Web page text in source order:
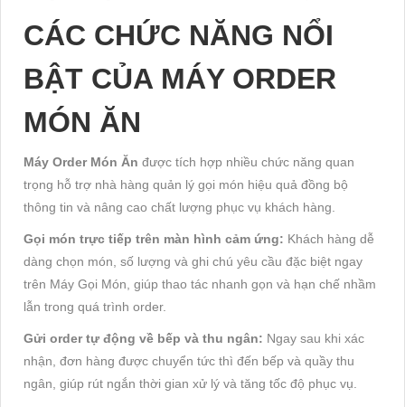
CÁC CHỨC NĂNG NỔI
BẬT CỦA MÁY ORDER
MÓN ĂN
Máy Order Món Ăn được tích hợp nhiều chức năng quan
trọng hỗ trợ nhà hàng quản lý gọi món hiệu quả đồng bộ
thông tin và nâng cao chất lượng phục vụ khách hàng.
Gọi món trực tiếp trên màn hình cảm ứng: Khách hàng dễ
dàng chọn món, số lượng và ghi chú yêu cầu đặc biệt ngay
trên Máy Gọi Món, giúp thao tác nhanh gọn và hạn chế nhầm
lẫn trong quá trình order.
Gửi order tự động về bếp và thu ngân: Ngay sau khi xác
nhận, đơn hàng được chuyển tức thì đến bếp và quầy thu
ngân, giúp rút ngắn thời gian xử lý và tăng tốc độ phục vụ.